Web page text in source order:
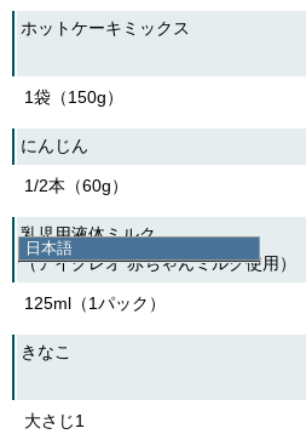
日本語
日本語
English
简体中文
繁體中文
ホットケーキミックス
1袋（150g）
にんじん
1/2本（60g）
乳児用液体ミルク
（アイクレオ 赤ちゃんミルク使用）
125ml（1パック）
きなこ
大さじ1